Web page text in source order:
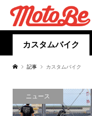
カスタムバイク
記事 カスタムバイク
ニュース